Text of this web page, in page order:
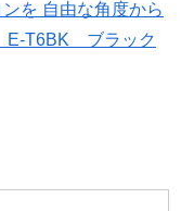
を 自由な角度から
E-T6BK ブラック